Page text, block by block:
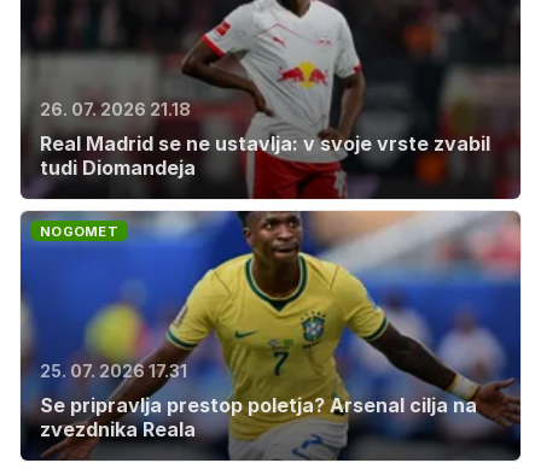
26. 07. 2026 21.18
Real Madrid se ne ustavlja: v svoje vrste zvabil
tudi Diomandeja
NOGOMET
25. 07. 2026 17.31
Se pripravlja prestop poletja? Arsenal cilja na
zvezdnika Reala